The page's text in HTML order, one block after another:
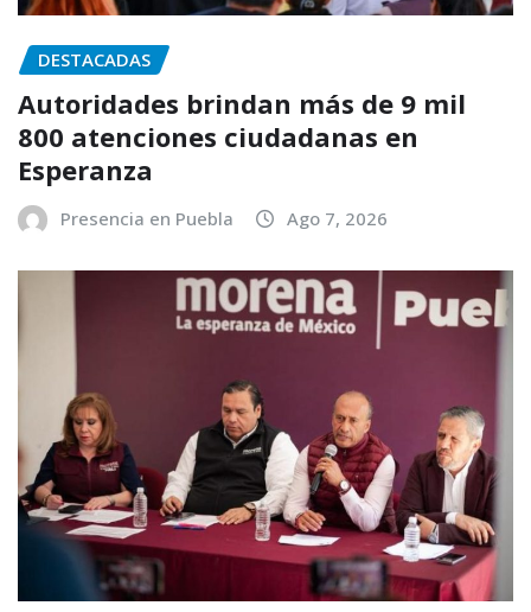
DESTACADAS
Autoridades brindan más de 9 mil
800 atenciones ciudadanas en
Esperanza
Presencia en Puebla Ago 7, 2026